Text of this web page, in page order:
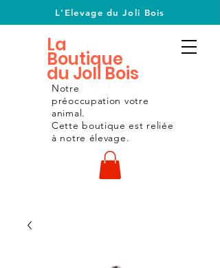
L'Elevage du Joli Bois
Notre
préoccupation votre
animal.
Cette boutique est reliée
à notre élevage.
La
Boutique
du Joli Bois